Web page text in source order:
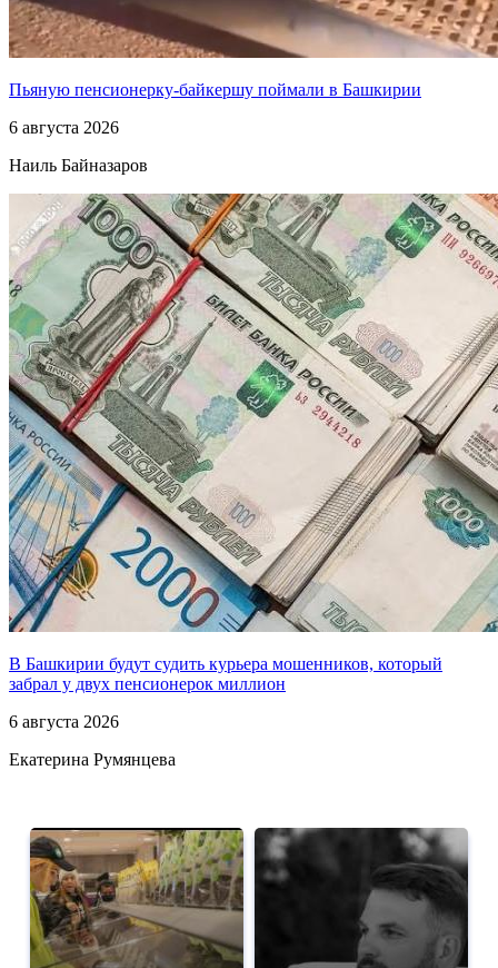
Пьяную пенсионерку-байкершу поймали в Башкирии
6 августа 2026
Наиль Байназаров
В Башкирии будут судить курьера мошенников, который
забрал у двух пенсионерок миллион
6 августа 2026
Екатерина Румянцева